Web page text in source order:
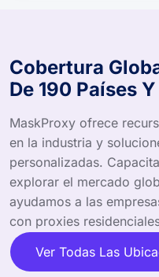
Cobertura
De 190 Países
MaskProxy ofrece
en la industria y
personalizadas.
explorar el mercado
ayudamos a las
con proxies
Ver Todas Las